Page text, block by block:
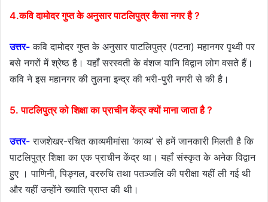
4.कवि दामोदर गुप्त के अनुसार पाटलिपुत्र कैसा नगर है ?
उत्तर- कवि दामोदर गुप्त के अनुसार पाटलिपुत्र (पटना) महानगर पृथ्वी पर
बसे नगरों में श्रेष्ठ है। यहाँ सरस्वती के वंशज यानि विद्वान लोग वसते हैं।
कवि ने इस महानगर की तुलना इन्द्र की भरी-पुरी नगरी से की है।
5. पाटलिपुत्र को शिक्षा का प्राचीन केंद्र क्यों माना जाता है ?
उत्तर- राजशेखर-रचित काव्यमीमांसा ‘काव्य’ से हमें जानकारी मिलती है कि
पाटलिपुत्र शिक्षा का एक प्राचीन केंद्र था। यहाँ संस्कृत के अनेक विद्वान
हुए । पाणिनी, पिङ्गल, वररुचि तथा पतञ्जलि की परीक्षा यहीं ली गई थी
और यहीं उन्होंने ख्याति प्राप्त की थी।